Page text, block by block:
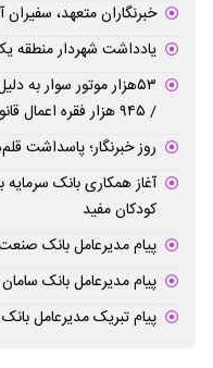
خبرنگاران متعهد،
یادداشت شهردار منطقه
۵۳هزار موتور سوار به
/ ۹۴۵ هزار فقره اعمال قانون تخلفات موتورسواران در سال ۱۴۰۵
روز خبرنگار؛ پاسداشت
آغاز همکاری بانک سرمایه
کودکان مفید
پیام مدیرعامل بانک
پیام مدیرعامل بانک
پیام تبریک مدیرعامل